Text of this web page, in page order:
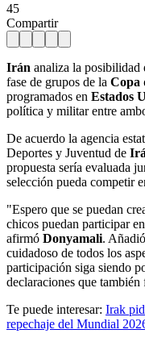
45
Compartir
Irán analiza la posibilidad
fase de grupos de la Copa
programados en Estados
política y militar entre
De acuerdo la agencia
Deportes y Juventud de
propuesta sería evaluada
selección pueda competir
"Espero que se puedan
chicos puedan participar
afirmó Donyamali.
cuidadoso de todos los
participación siga siendo
declaraciones que
Te puede interesar: Irak
repechaje del Mundial